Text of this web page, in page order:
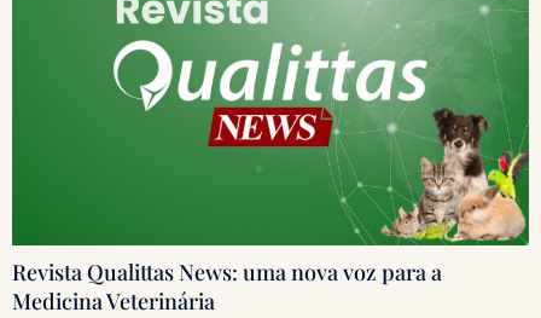
Revista Qualittas News: uma nova voz para a
Medicina Veterinária